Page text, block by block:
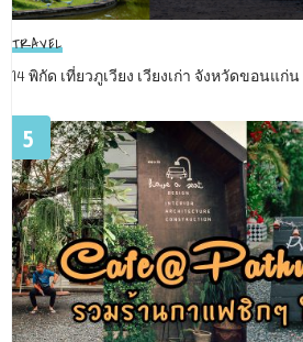
TRAVEL
14 พิกัด เที่ยวภูเวียง เวียงเก่า จังหวัดขอนแก่น
5